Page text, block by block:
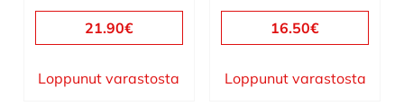
21.90€
Loppunut varastosta
16.50€
Loppunut varastosta
sivulla.